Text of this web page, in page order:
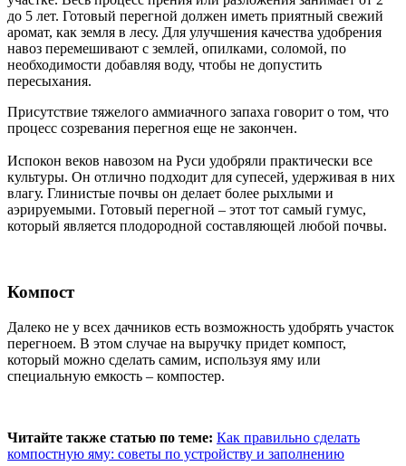
до 5 лет. Готовый перегной должен иметь приятный свежий
аромат, как земля в лесу. Для улучшения качества удобрения
навоз перемешивают с землей, опилками, соломой, по
необходимости добавляя воду, чтобы не допустить
пересыхания.
Присутствие тяжелого аммиачного запаха говорит о том, что
процесс созревания перегноя еще не закончен.
Испокон веков навозом на Руси удобряли практически все
культуры. Он отлично подходит для супесей, удерживая в них
влагу. Глинистые почвы он делает более рыхлыми и
аэрируемыми. Готовый перегной – этот тот самый гумус,
который является плодородной составляющей любой почвы.
Компост
Далеко не у всех дачников есть возможность удобрять участок
перегноем. В этом случае на выручку придет компост,
который можно сделать самим, используя яму или
специальную емкость – компостер.
Читайте также статью по теме: Как правильно сделать
компостную яму: советы по устройству и заполнению